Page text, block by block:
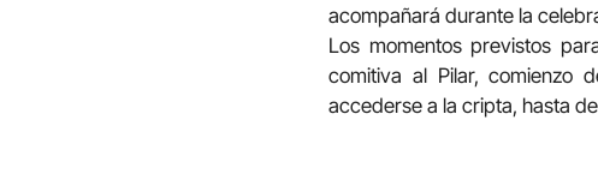
acompañará durante la
Los momentos previstos
comitiva al Pilar, comienzo
accederse a la cripta, hasta